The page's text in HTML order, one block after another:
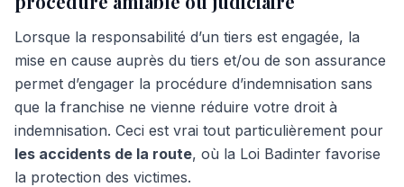
Lorsque la responsabilité d’un tiers est engagée, la
mise en cause auprès du tiers et/ou de son assurance
permet d’engager la procédure d’indemnisation sans
que la franchise ne vienne réduire votre droit à
indemnisation. Ceci est vrai tout particulièrement pour
les accidents de la route, où la Loi Badinter favorise
la protection des victimes.